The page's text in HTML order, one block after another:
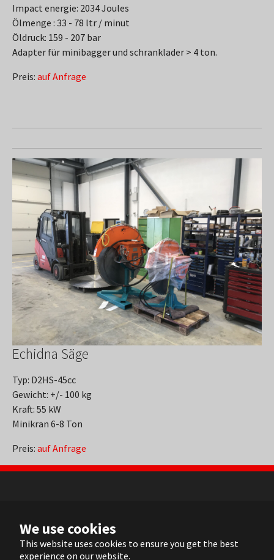
We use cookies
This website uses cookies to ensure you get the best
experience on our website.
Impact energie: 2034 Joules
Ölmenge : 33 - 78 ltr / minut
Öldruck: 159 - 207 bar
Adapter für minibagger und schranklader > 4 ton.
Preis: auf Anfrage
Show larger version
Echidna Säge
Typ: D2HS-45cc
Gewicht: +/- 100 kg
Kraft: 55 kW
Minikran 6-8 Ton
Preis: auf Anfrage
FR
EN
DE